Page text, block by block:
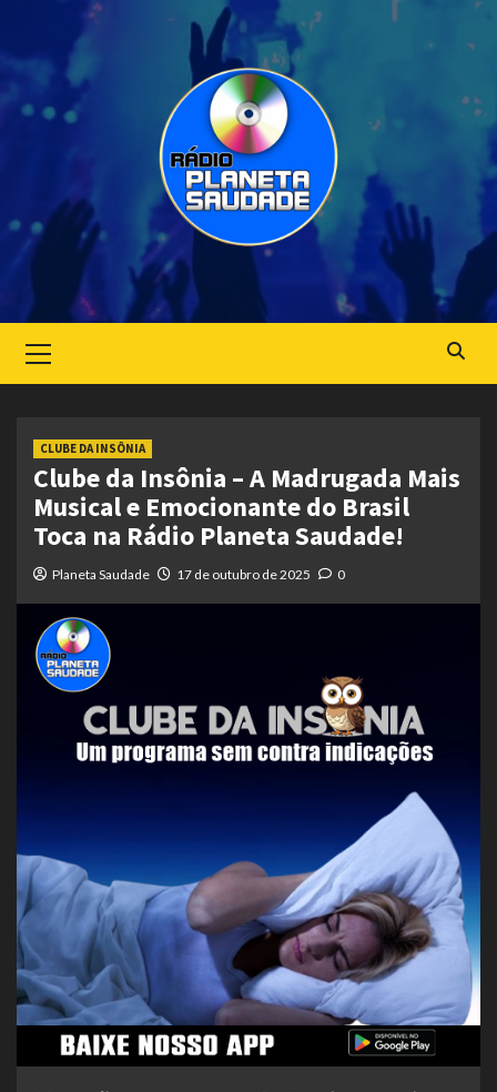
Menu
CLUBE DA INSÔNIA
Clube da Insônia – A Madrugada Mais
Musical e Emocionante do Brasil
Toca na Rádio Planeta Saudade!
Planeta Saudade 17 de outubro de 2025 0